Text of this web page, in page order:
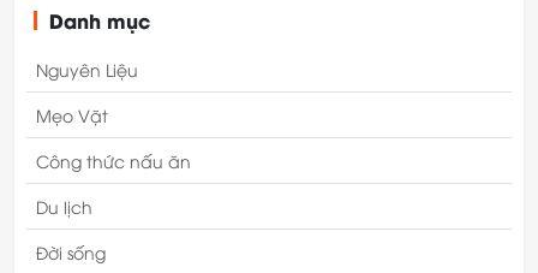
Danh mục
Nguyên Liệu
Mẹo Vặt
Công thức nấu ăn
Du lịch
Đời sống